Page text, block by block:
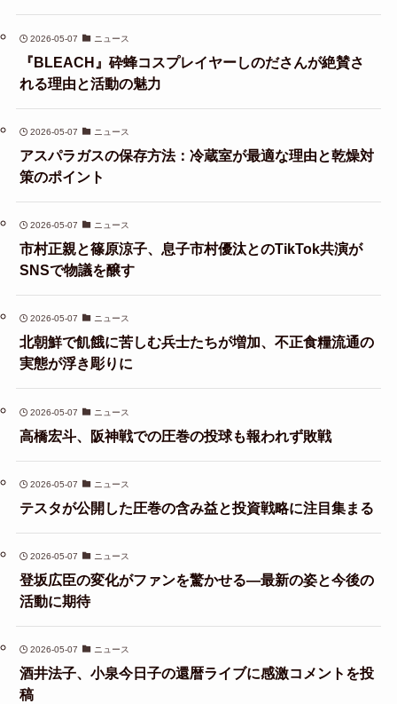
2026-05-07 ニュース
『BLEACH』砕蜂コスプレイヤーしのださんが絶賛さ
れる理由と活動の魅力
2026-05-07 ニュース
アスパラガスの保存方法：冷蔵室が最適な理由と乾燥対
策のポイント
2026-05-07 ニュース
市村正親と篠原涼子、息子市村優汰とのTikTok共演が
SNSで物議を醸す
2026-05-07 ニュース
北朝鮮で飢餓に苦しむ兵士たちが増加、不正食糧流通の
実態が浮き彫りに
2026-05-07 ニュース
高橋宏斗、阪神戦での圧巻の投球も報われず敗戦
2026-05-07 ニュース
テスタが公開した圧巻の含み益と投資戦略に注目集まる
2026-05-07 ニュース
登坂広臣の変化がファンを驚かせる—最新の姿と今後の
活動に期待
2026-05-07 ニュース
酒井法子、小泉今日子の還暦ライブに感激コメントを投
稿